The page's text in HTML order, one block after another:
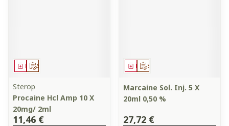
Sur prescription
Médicament
Sterop
Procaine Hcl Amp 10 X
20mg/ 2ml
11,46 €
Sur prescription
Médicament
Marcaine Sol. Inj. 5 X
20ml 0,50 %
27,72 €